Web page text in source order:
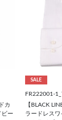
カ
ビー
SALE
FR222001-
【BLACK
ラードレス